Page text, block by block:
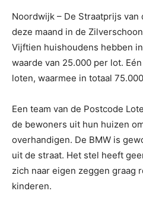
Noordwijk – De Straatprijs
deze maand in de
Vijftien huishoudens hebben
waarde van 25.000 per lot.
loten, waarmee in totaal
Een team van de Postcode
de bewoners uit hun huizen
overhandigen. De BMW is
uit de straat. Het stel heeft
zich naar eigen zeggen graag
kinderen.